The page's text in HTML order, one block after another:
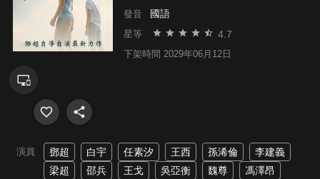
發音 國語
星等 4.7
下架時間 2029年06月12日
演員 鄧超 白宇 任素汐 王西 孫浠倫
李建義
梁超
邵兵 王戈 吳亞衡 魏尊
馮澤昂